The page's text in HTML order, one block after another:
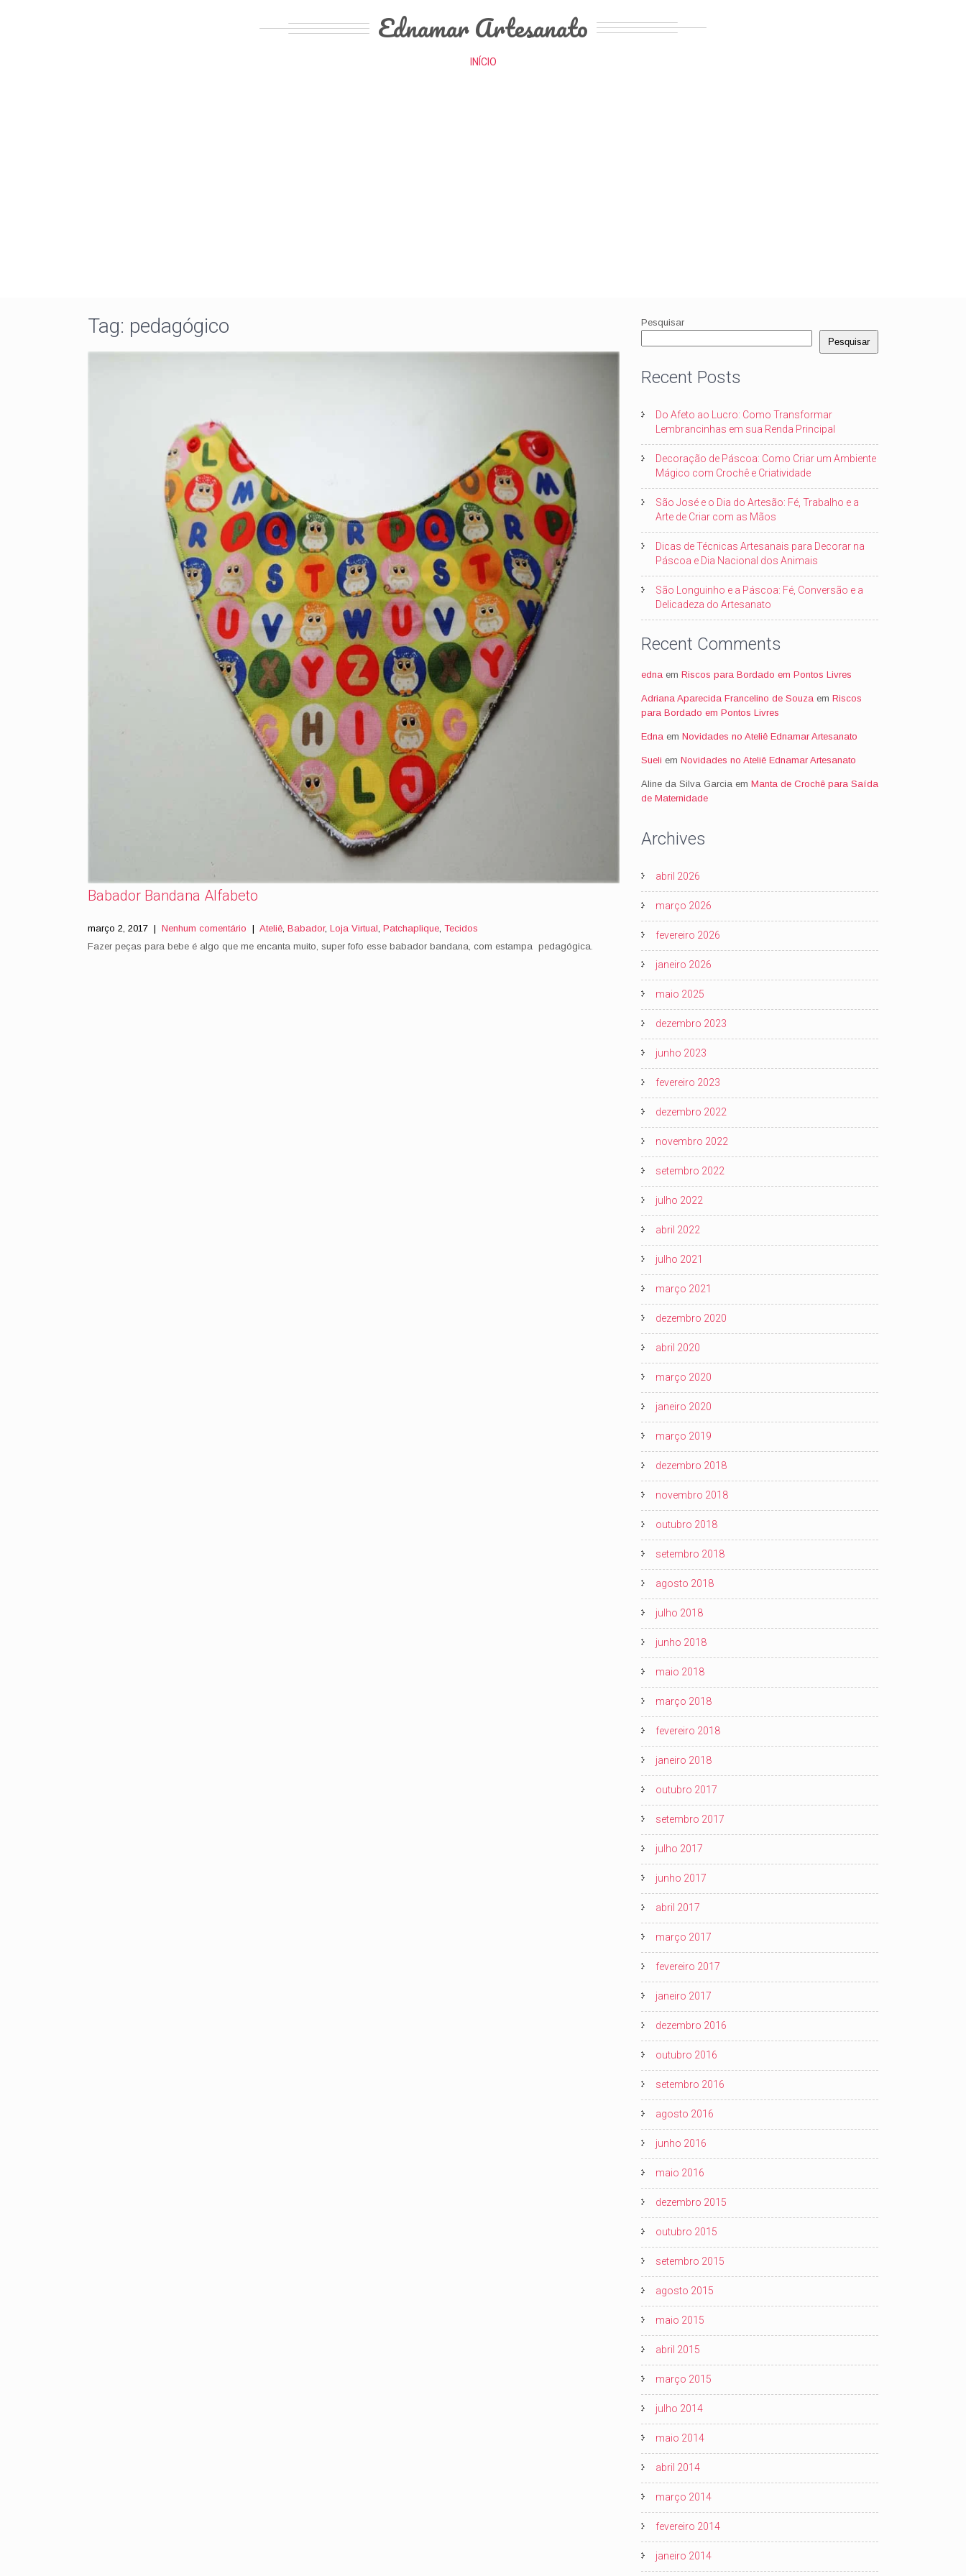
Ednamar Artesanato
INÍCIO
Tag: pedagógico
Babador Bandana Alfabeto
março 2, 2017 | Nenhum comentário | Ateliê, Babador, Loja Virtual, Patchaplique, Tecidos
Fazer peças para bebe é algo que me encanta muito, super fofo esse babador bandana, com estampa pedagógica.
Pesquisar
Pesquisar
Recent Posts
Do Afeto ao Lucro: Como Transformar
Lembrancinhas em sua Renda Principal
Decoração de Páscoa: Como Criar um Ambiente
Mágico com Crochê e Criatividade
São José e o Dia do Artesão: Fé, Trabalho e a
Arte de Criar com as Mãos
Dicas de Técnicas Artesanais para Decorar na
Páscoa e Dia Nacional dos Animais
São Longuinho e a Páscoa: Fé, Conversão e a
Delicadeza do Artesanato
Recent Comments
edna em Riscos para Bordado em Pontos Livres
Adriana Aparecida Francelino de Souza em Riscos
para Bordado em Pontos Livres
Edna em Novidades no Ateliê Ednamar Artesanato
Sueli em Novidades no Ateliê Ednamar Artesanato
Aline da Silva Garcia em Manta de Crochê para Saída
de Maternidade
Archives
abril 2026
março 2026
fevereiro 2026
janeiro 2026
maio 2025
dezembro 2023
junho 2023
fevereiro 2023
dezembro 2022
novembro 2022
setembro 2022
julho 2022
abril 2022
julho 2021
março 2021
dezembro 2020
abril 2020
março 2020
janeiro 2020
março 2019
dezembro 2018
novembro 2018
outubro 2018
setembro 2018
agosto 2018
julho 2018
junho 2018
maio 2018
março 2018
fevereiro 2018
janeiro 2018
outubro 2017
setembro 2017
julho 2017
junho 2017
abril 2017
março 2017
fevereiro 2017
janeiro 2017
dezembro 2016
outubro 2016
setembro 2016
agosto 2016
junho 2016
maio 2016
dezembro 2015
outubro 2015
setembro 2015
agosto 2015
maio 2015
abril 2015
março 2015
julho 2014
maio 2014
abril 2014
março 2014
fevereiro 2014
janeiro 2014